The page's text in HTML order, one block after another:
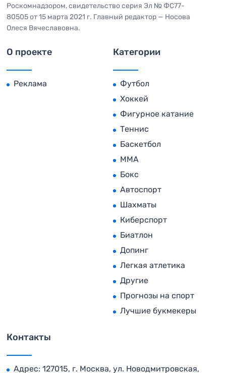
Роскомнадзором, свидетельство серия Эл № ФС77-
80505 от 15 марта 2021 г. Главный редактор — Носова
Олеся Вячеславовна.
О проекте
Реклама
Категории
Футбол
Хоккей
Фигурное катание
Теннис
Баскетбол
MMA
Бокс
Автоспорт
Шахматы
Киберспорт
Биатлон
Допинг
Легкая атлетика
Другие
Прогнозы на спорт
Лучшие букмекеры
Контакты
Адрес: 127015, г. Москва, ул. Новодмитровская,